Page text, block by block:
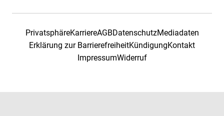
PrivatsphäreKarriereAGBDatenschutzMediadaten
Erklärung zur BarrierefreiheitKündigungKontakt
ImpressumWiderruf